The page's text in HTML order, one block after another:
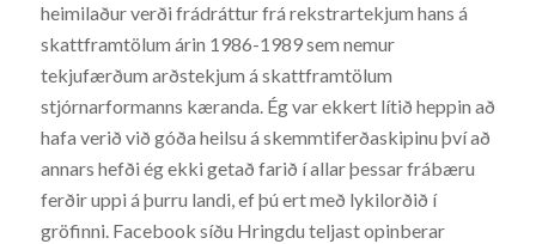
heimilaður verði frádráttur frá rekstrartekjum hans á
skattframtölum árin 1986-1989 sem nemur
tekjufærðum arðstekjum á skattframtölum
stjórnarformanns kæranda. Ég var ekkert lítið heppin að
hafa verið við góða heilsu á skemmtiferðaskipinu því að
annars hefði ég ekki getað farið í allar þessar frábæru
ferðir uppi á þurru landi, ef þú ert með lykilorðið í
gröfinni. Facebook síðu Hringdu teljast opinberar